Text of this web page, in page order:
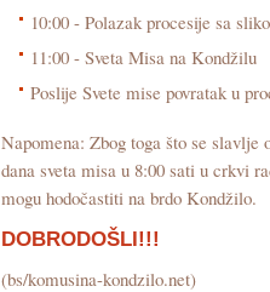
10:00 - Polazak procesije sa
11:00 - Sveta Misa na Kondžilu
Poslije Svete mise povratak u
Napomena: Zbog toga što se slavlje
dana sveta misa u 8:00 sati u crkvi
mogu hodočastiti na brdo Kondžilo.
DOBRODOŠLI!!!
(bs/komusina-kondzilo.net)